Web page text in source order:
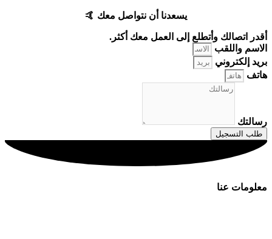
يسعدنا أن نتواصل معك 🤙
أقدر اتصالك وأتطلع إلى العمل معك أكثر.
الاسم واللقب
بريد إلكتروني
هاتف
رسالتك
طلب التسجيل
معلومات عنا